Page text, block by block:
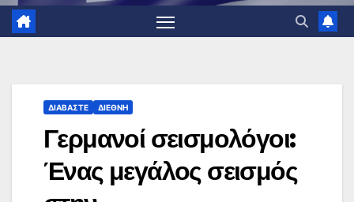
ΔΙΑΒΆΣΤΕ ΔΙΕΘΝΉ
Γερμανοί σεισμολόγοι:
Ένας μεγάλος σεισμός